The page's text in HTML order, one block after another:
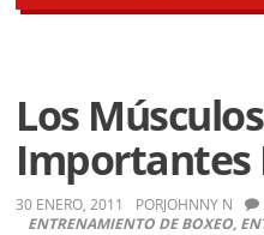
Los
Importantes
30 ENERO, 2011 PORJOHNNY N
ENTRENAMIENTO DE BOXEO,